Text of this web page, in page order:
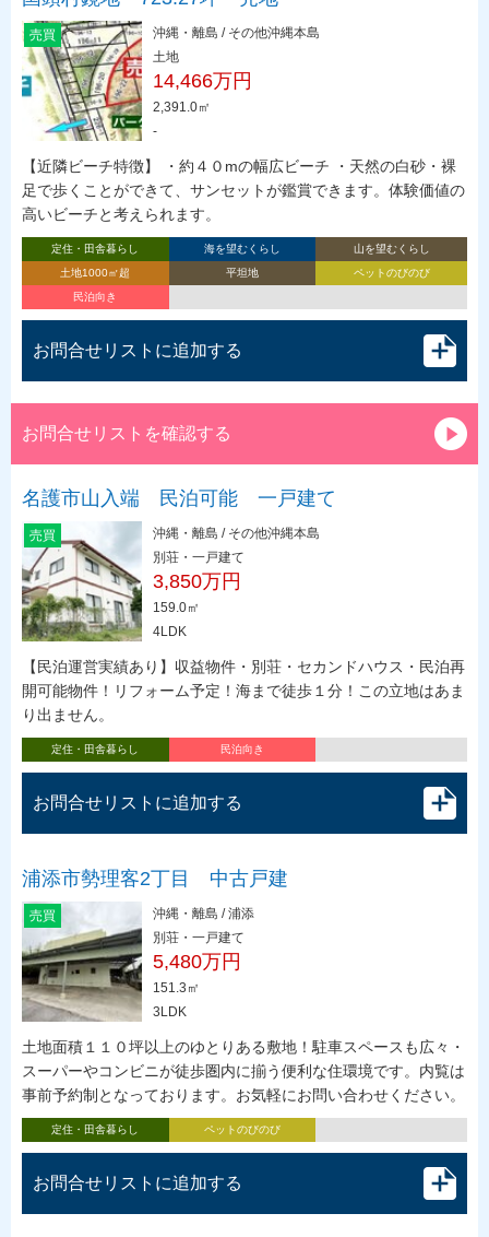
売買
沖縄・離島 / その他沖縄本島
土地
14,466万円
2,391.0㎡
-
【近隣ビーチ特徴】 ・約４０mの幅広ビーチ ・天然の白砂・裸
足で歩くことができて、サンセットが鑑賞できます。体験価値の
高いビーチと考えられます。
定住・田舎暮らし 海を望むくらし
山を望むくらし
土地1000㎡超
平坦地
ペットのびのび
民泊向き
お問合せリストに追加する
お問合せリストを確認する
名護市山入端 民泊可能 一戸建て
売買
沖縄・離島 / その他沖縄本島
別荘・一戸建て
3,850万円
159.0㎡
4LDK
【民泊運営実績あり】収益物件・別荘・セカンドハウス・民泊再
開可能物件！リフォーム予定！海まで徒歩１分！この立地はあま
り出ません。
定住・田舎暮らし 民泊向き
お問合せリストに追加する
浦添市勢理客2丁目 中古戸建
売買
沖縄・離島 / 浦添
別荘・一戸建て
5,480万円
151.3㎡
3LDK
土地面積１１０坪以上のゆとりある敷地！駐車スペースも広々・
スーパーやコンビニが徒歩圏内に揃う便利な住環境です。内覧は
事前予約制となっております。お気軽にお問い合わせください。
定住・田舎暮らし ペットのびのび
お問合せリストに追加する